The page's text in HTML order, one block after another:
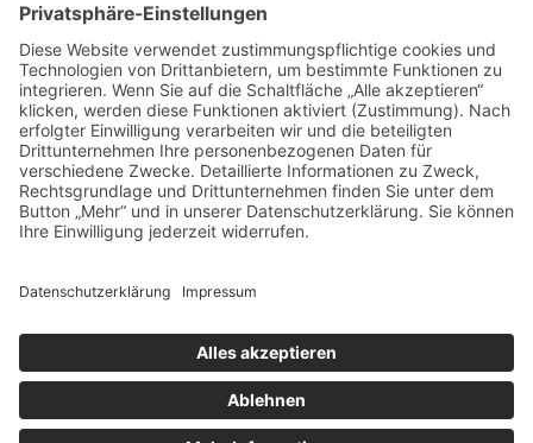
Immer noch auf der Suche nach einer
Strategie?!?
Hast du keine Lust mehr, von einer Strategie zur nächsten zu
springen? 🦘
Möchtest du einfach nur eine Strategie, die für dich funktioniert
💪, und mit der du erfolgreich dein Geld 🤑 in Aktien anlegen
kannst?
Wir haben unsere bewährte Strategie für dich auf wenigen Seiten
👇Das Beste ist du kannst sie dirkostenlos herunterladen👇